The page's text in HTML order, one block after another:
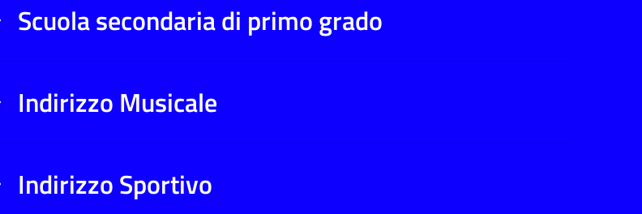
Scuola secondaria di primo grado
Indirizzo Musicale
Indirizzo Sportivo